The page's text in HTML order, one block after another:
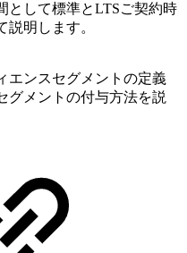
として標準とLTSご契約時
説明します。
エンスセグメントの定義
グメントの付与方法を説